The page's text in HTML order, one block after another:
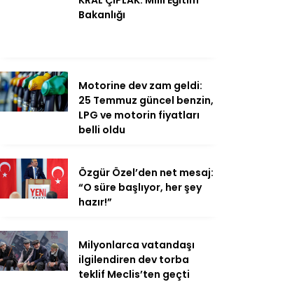
Bakanlığı
Motorine dev zam geldi:
25 Temmuz güncel benzin,
LPG ve motorin fiyatları
belli oldu
Özgür Özel’den net mesaj:
“O süre başlıyor, her şey
hazır!”
Milyonlarca vatandaşı
ilgilendiren dev torba
teklif Meclis’ten geçti